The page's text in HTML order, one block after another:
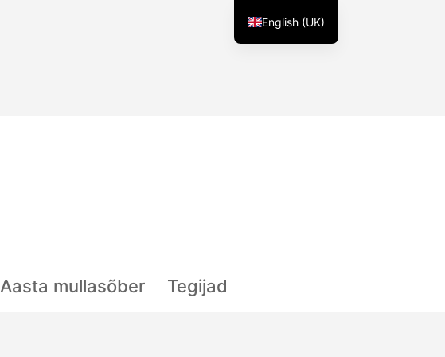
Aasta mullasõber Tegijad
English (UK)